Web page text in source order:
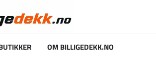
OM BILLIGEDEKK.NO